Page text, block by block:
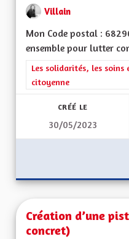
Villain
Mon Code postal :
ensemble pour lutter
Filtrer les résultats de
Les solidarités, les
citoyenne
CRÉÉ LE
30/05/2023
Création d’une
concret)